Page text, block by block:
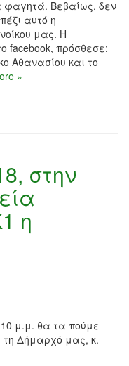
φαγητά. Βεβαίως, δεν
αυτό η
μας. Η
facebook, πρόσθεσε:
Αθανασίου και το
»
στην
η
μ.μ. θα τα πούμε
τη Δήμαρχό μας, κ.